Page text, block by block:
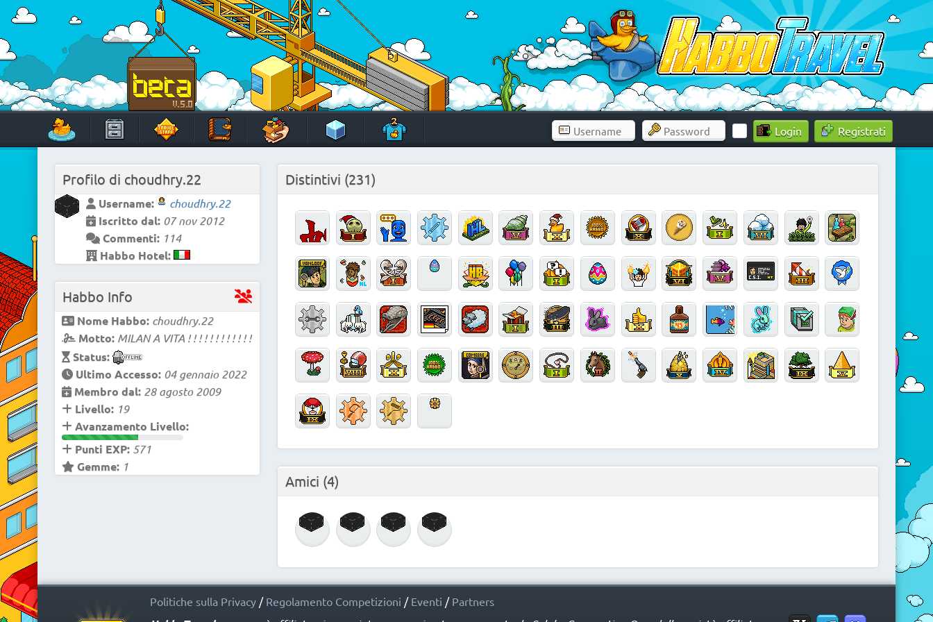
Skip
content
HabboTravel
Un viaggio di pixel!
Registrati
Profilo di choudhry.22
Username:
choudhry.22
Iscritto dal: 07 nov 2012
Commenti: 114
Habbo Hotel:
Habbo Info
Nome Habbo: choudhry.22
Motto: MILAN A VITA ! ! ! ! ! ! ! ! ! ! ! !
Status:
Ultimo Accesso: 04 gennaio 2022
Membro dal: 28 agosto 2009
Livello: 19
Avanzamento Livello:
Punti EXP: 571
Gemme: 1
Distintivi (231)
Amici (4)
Politiche sulla Privacy/ Regolamento Competizioni / Eventi / Partners